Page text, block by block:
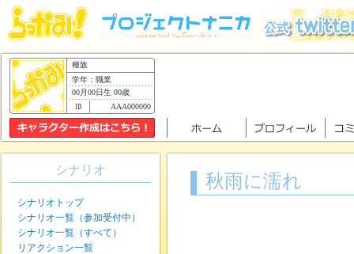
種族
学年：職業
00月00日生 00歳
AAA000000
秋雨に濡れ
シナリオ
シナリオトップ
シナリオ一覧（参加受付中）
シナリオ一覧（すべて）
リアクション一覧